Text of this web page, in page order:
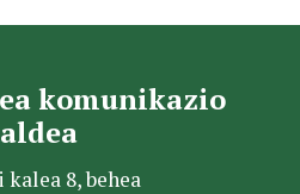
komunikazio
8, behea